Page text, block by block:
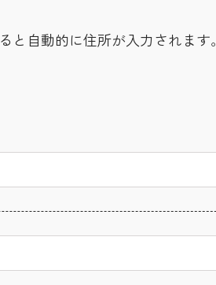
と自動的に住所が入力されます。